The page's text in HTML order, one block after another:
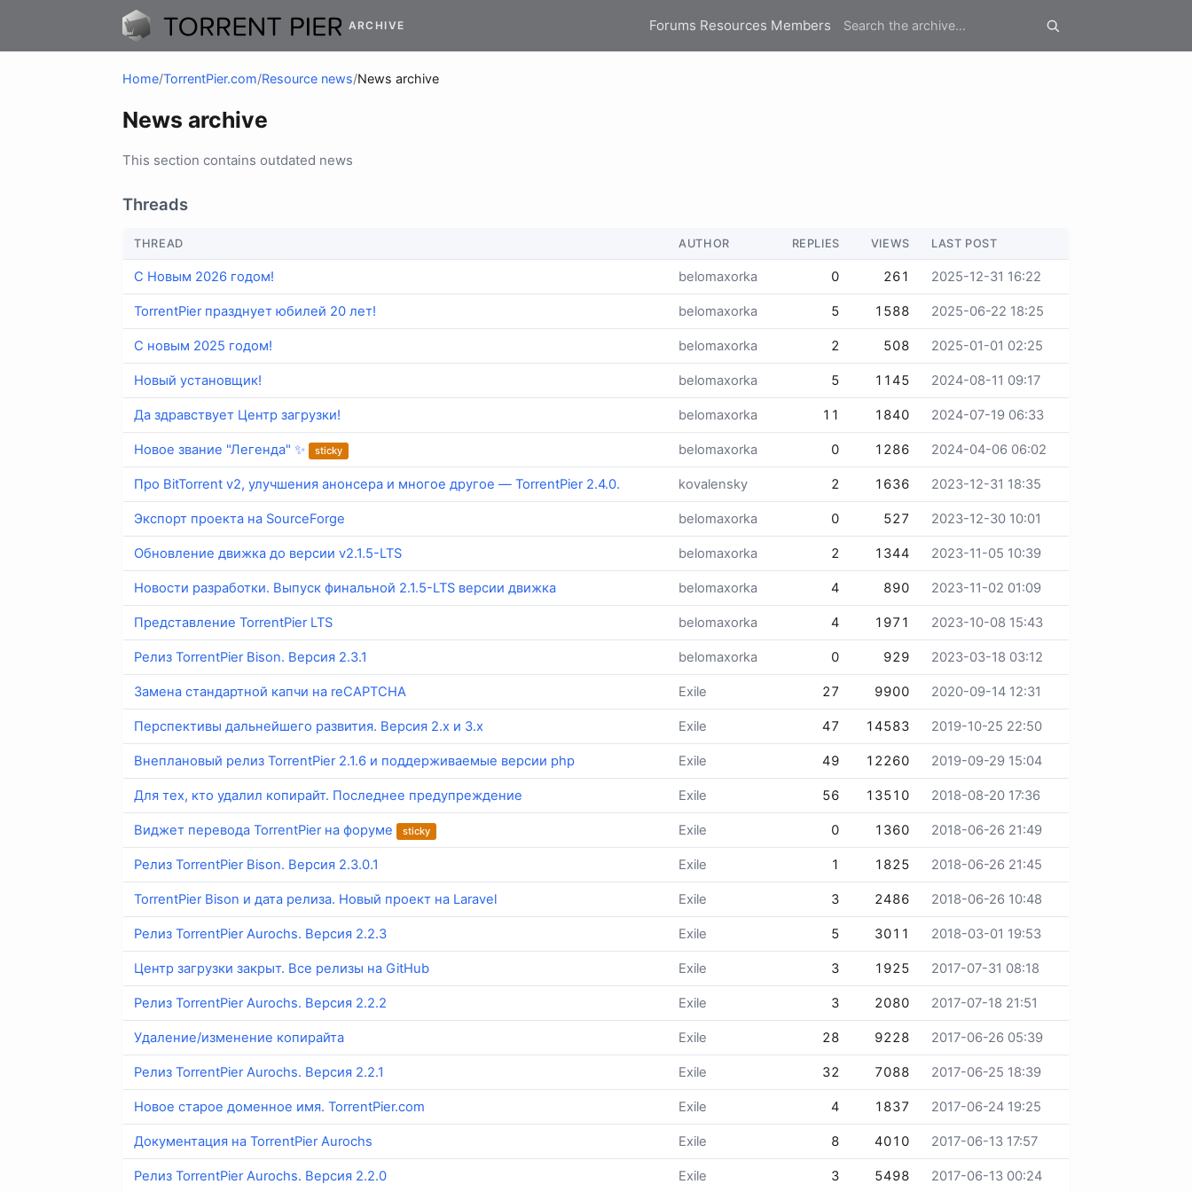
ARCHIVE Forums Resources Members
Home/TorrentPier.com/Resource news/News archive
News archive
This section contains outdated news
Threads
THREAD AUTHOR REPLIES VIEWS LAST POST
С Новым 2026 годом! belomaxorka 0 261 2025-12-31 16:22
TorrentPier празднует юбилей 20 лет! belomaxorka 5 1588 2025-06-22 18:25
С новым 2025 годом! belomaxorka 2 508 2025-01-01 02:25
Новый установщик! belomaxorka 5 1145 2024-08-11 09:17
Да здравствует Центр загрузки! belomaxorka 11 1840 2024-07-19 06:33
Новое звание "Легенда" ✨ sticky belomaxorka 0 1286 2024-04-06 06:02
Про BitTorrent v2, улучшения анонсера и многое другое — TorrentPier 2.4.0. kovalensky 2 1636 2023-12-31 18:35
Экспорт проекта на SourceForge belomaxorka 0 527 2023-12-30 10:01
Обновление движка до версии v2.1.5-LTS belomaxorka 2 1344 2023-11-05 10:39
Новости разработки. Выпуск финальной 2.1.5-LTS версии движка belomaxorka 4 890 2023-11-02 01:09
Представление TorrentPier LTS belomaxorka 4 1971 2023-10-08 15:43
Релиз TorrentPier Bison. Версия 2.3.1 belomaxorka 0 929 2023-03-18 03:12
Замена стандартной капчи на reCAPTCHA Exile 27 9900 2020-09-14 12:31
Перспективы дальнейшего развития. Версия 2.x и 3.x Exile 47 14583 2019-10-25 22:50
Внеплановый релиз TorrentPier 2.1.6 и поддерживаемые версии php Exile 49 12260 2019-09-29 15:04
Для тех, кто удалил копирайт. Последнее предупреждение Exile 56 13510 2018-08-20 17:36
Виджет перевода TorrentPier на форуме sticky Exile 0 1360 2018-06-26 21:49
Релиз TorrentPier Bison. Версия 2.3.0.1 Exile 1 1825 2018-06-26 21:45
TorrentPier Bison и дата релиза. Новый проект на Laravel Exile 3 2486 2018-06-26 10:48
Релиз TorrentPier Aurochs. Версия 2.2.3 Exile 5 3011 2018-03-01 19:53
Центр загрузки закрыт. Все релизы на GitHub Exile 3 1925 2017-07-31 08:18
Релиз TorrentPier Aurochs. Версия 2.2.2 Exile 3 2080 2017-07-18 21:51
Удаление/изменение копирайта Exile 28 9228 2017-06-26 05:39
Релиз TorrentPier Aurochs. Версия 2.2.1 Exile 32 7088 2017-06-25 18:39
Новое старое доменное имя. TorrentPier.com Exile 4 1837 2017-06-24 19:25
Документация на TorrentPier Aurochs Exile 8 4010 2017-06-13 17:57
Релиз TorrentPier Aurochs. Версия 2.2.0 Exile 3 5498 2017-06-13 00:24